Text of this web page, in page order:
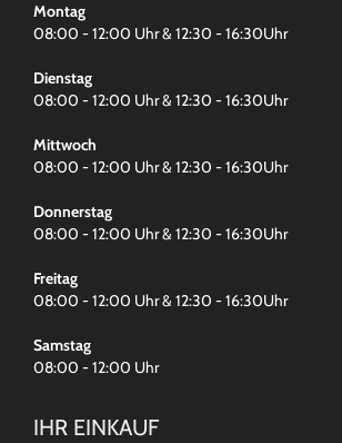
Montag
08:00 - 12:00 Uhr & 12:30 - 16:30Uhr
Dienstag
08:00 - 12:00 Uhr & 12:30 - 16:30Uhr
Mittwoch
08:00 - 12:00 Uhr & 12:30 - 16:30Uhr
Donnerstag
08:00 - 12:00 Uhr & 12:30 - 16:30Uhr
Freitag
08:00 - 12:00 Uhr & 12:30 - 16:30Uhr
Samstag
08:00 - 12:00 Uhr
IHR EINKAUF